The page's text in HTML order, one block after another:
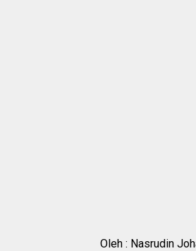
Oleh : Nasrudin